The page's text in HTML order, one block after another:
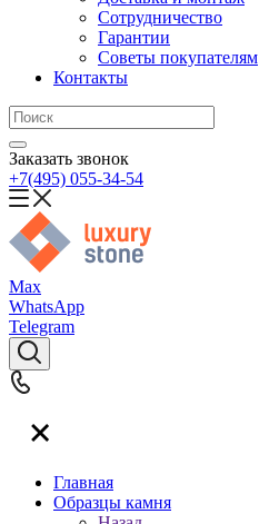
Сотрудничество
Гарантии
Советы покупателям
Контакты
Заказать звонок
+7(495) 055-34-54
Max
WhatsApp
Telegram
Главная
Образцы камня